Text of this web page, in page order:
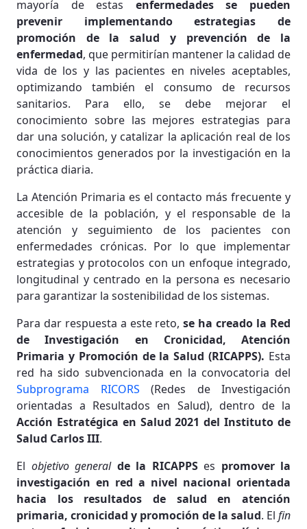
mayoría de estas enfermedades se pueden
prevenir implementando estrategias de
promoción de la salud y prevención de la
enfermedad, que permitirían mantener la calidad de
vida de los y las pacientes en niveles aceptables,
optimizando también el consumo de recursos
sanitarios. Para ello, se debe mejorar el
conocimiento sobre las mejores estrategias para
dar una solución, y catalizar la aplicación real de los
conocimientos generados por la investigación en la
práctica diaria.
La Atención Primaria es el contacto más frecuente y
accesible de la población, y el responsable de la
atención y seguimiento de los pacientes con
enfermedades crónicas. Por lo que implementar
estrategias y protocolos con un enfoque integrado,
longitudinal y centrado en la persona es necesario
para garantizar la sostenibilidad de los sistemas.
Para dar respuesta a este reto,se ha creado la Red
de Investigación en Cronicidad, Atención
Primaria y Promoción de la Salud (RICAPPS). Esta
red ha sido subvencionada en la convocatoria del
Subprograma RICORS (Redes de Investigación
orientadas a Resultados en Salud), dentro de la
Acción Estratégica en Salud 2021 del Instituto de
Salud Carlos III.
El objetivo generalde la RICAPPSes promover la
investigación en red a nivel nacional orientada
hacia los resultados de salud en atención
primaria, cronicidad y promoción de la salud. El fin